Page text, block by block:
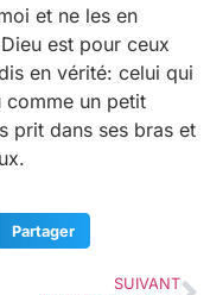
et ne les en
est pour ceux
en vérité: celui qui
comme un petit
prit dans ses bras et
Partager
SUIVANT